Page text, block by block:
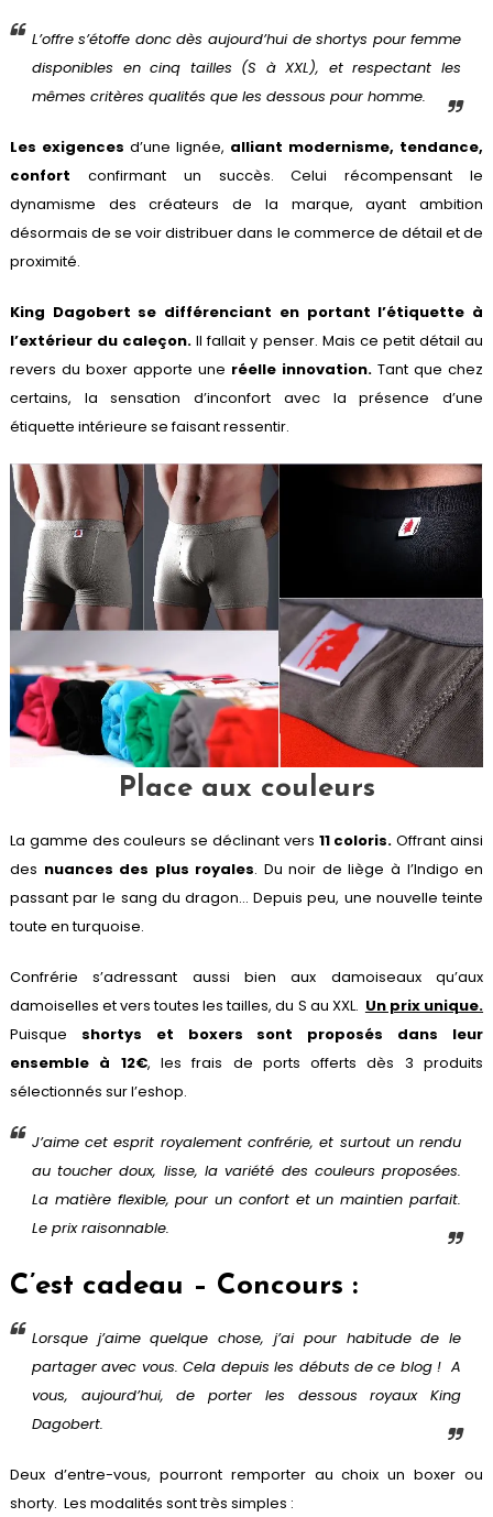
L’offre s’étoffe donc dès aujourd’hui de shortys pour femme
disponibles en cinq tailles (S à XXL), et respectant les
mêmes critères qualités que les dessous pour homme.
Les exigences d’une lignée, alliant modernisme, tendance,
confort confirmant un succès. Celui récompensant le
dynamisme des créateurs de la marque, ayant ambition
désormais de se voir distribuer dans le commerce de détail et de
proximité.
King Dagobert se différenciant en portant l’étiquette à
l’extérieur du caleçon. Il fallait y penser. Mais ce petit détail au
revers du boxer apporte une réelle innovation. Tant que chez
certains, la sensation d’inconfort avec la présence d’une
étiquette intérieure se faisant ressentir.
Place aux couleurs
La gamme des couleurs se déclinant vers 11 coloris. Offrant ainsi
des nuances des plus royales. Du noir de liège à l’Indigo en
passant par le sang du dragon… Depuis peu, une nouvelle teinte
toute en turquoise.
Confrérie s’adressant aussi bien aux damoiseaux qu’aux
damoiselles et vers toutes les tailles, du S au XXL. Un prix unique.
Puisque shortys et boxers sont proposés dans leur
ensemble à 12€, les frais de ports offerts dès 3 produits
sélectionnés sur l’eshop.
J’aime cet esprit royalement confrérie, et surtout un rendu
au toucher doux, lisse, la variété des couleurs proposées.
La matière flexible, pour un confort et un maintien parfait.
Le prix raisonnable.
C’est cadeau – Concours :
Lorsque j’aime quelque chose, j’ai pour habitude de le
partager avec vous. Cela depuis les débuts de ce blog ! A
vous, aujourd’hui, de porter les dessous royaux King
Dagobert.
Deux d’entre-vous, pourront remporter au choix un boxer ou
shorty. Les modalités sont très simples :